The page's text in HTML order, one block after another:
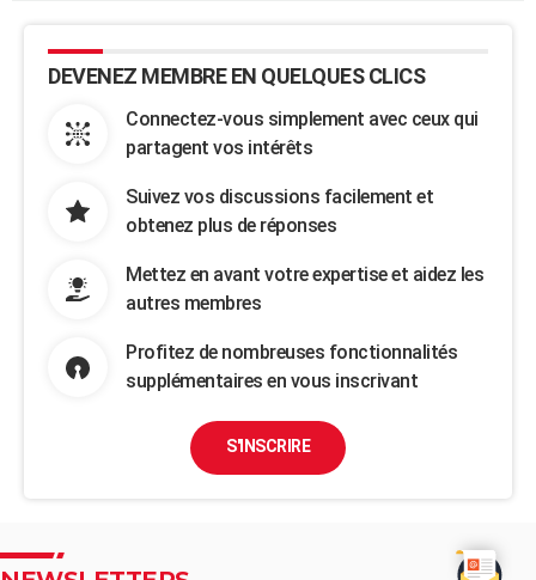
DEVENEZ MEMBRE EN QUELQUES CLICS
Connectez-vous simplement avec ceux qui
partagent vos intérêts
Suivez vos discussions facilement et
obtenez plus de réponses
Mettez en avant votre expertise et aidez les
autres membres
Profitez de nombreuses fonctionnalités
supplémentaires en vous inscrivant
S'INSCRIRE